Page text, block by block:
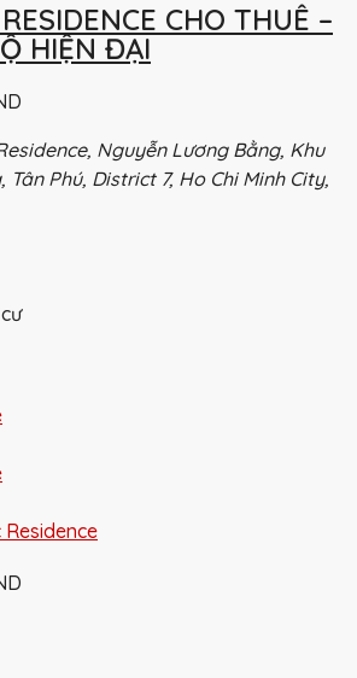
CHO THUÊ –
HIỆN ĐẠI
Nguyễn Lương Bằng, Khu
Phú, District 7, Ho Chi Minh City,
Residence